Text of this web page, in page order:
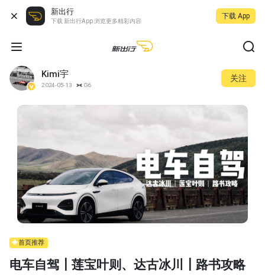
新出行
下载 新出行App 浏览更多精彩内容
下载 App
Kimi宇
2024-05-13 G6
关注
首页推荐
电车自驾┃莲宝叶则、达古冰川┃路书攻略